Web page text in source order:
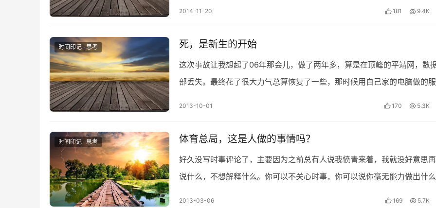
2014-11-20 181 9.4K
时间印记 · 思考 死，是新生的开始
这次事故让我想起了06年那会儿，做了两年多，算是在顶峰的平靖网，数
部丢失。最终花了很大力气总算恢复了一些，那时候用自己家的电脑做的服
2013-10-01 170 5.3K
时间印记 · 思考 体育总局，这是人做的事情吗？
好久没写时事评论了，主要因为之前总有人说我愤青来着，我就没好意思
说什么，不想解释什么。你可以不关心时事，你可以说你毫无能力做出什么
2013-03-06 169 5.7K